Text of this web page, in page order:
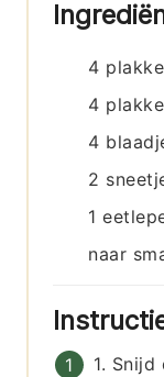
4
4
4
2
1
naar
1.